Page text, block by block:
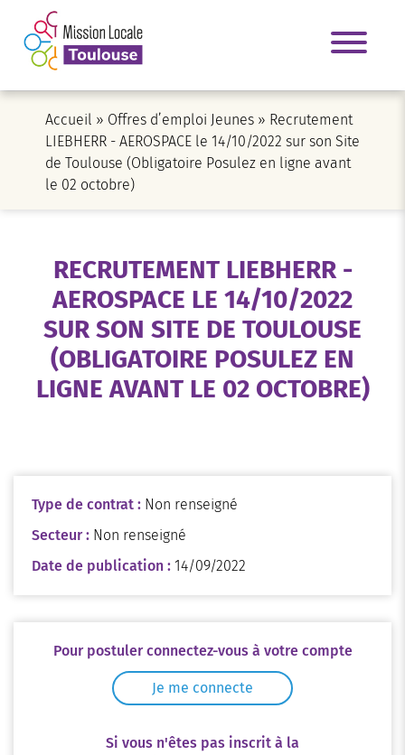
Accueil » Offres d’emploi Jeunes » Recrutement
LIEBHERR - AEROSPACE le 14/10/2022 sur son Site
de Toulouse (Obligatoire Posulez en ligne avant
le 02 octobre)
RECRUTEMENT LIEBHERR -
AEROSPACE LE 14/10/2022
SUR SON SITE DE TOULOUSE
(OBLIGATOIRE POSULEZ EN
LIGNE AVANT LE 02 OCTOBRE)
Type de contrat : Non renseigné
Secteur : Non renseigné
Date de publication : 14/09/2022
Pour postuler connectez-vous à votre compte
Je me connecte
Si vous n'êtes pas inscrit à la